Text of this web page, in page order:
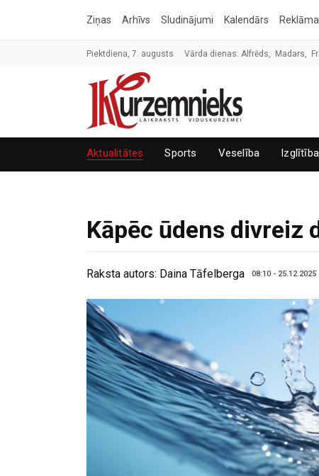
Ziņas Arhīvs Sludinājumi Kalendārs Reklāma
Piektdiena, 7. augusts Vārda dienas: Alfrēds, Madars,
Aktualitātes Sports Veselība Izglītība
Kāpēc ūdens divreiz
Raksta autors: Daina Tāfelberga 08:10 - 25.12.2025